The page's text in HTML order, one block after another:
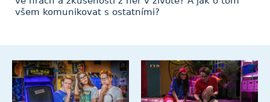
všem komunikovat s ostatními?